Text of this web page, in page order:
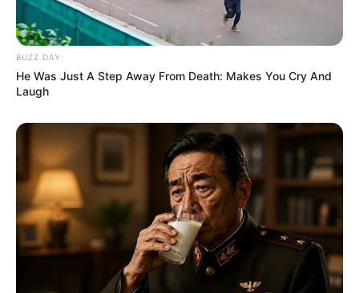
BUZZ DAY
He Was Just A Step Away From Death: Makes You Cry And
Laugh